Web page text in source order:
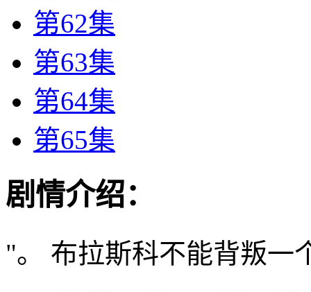
第62集
第63集
第64集
第65集
剧情介绍：
"。 布拉斯科不能背叛一